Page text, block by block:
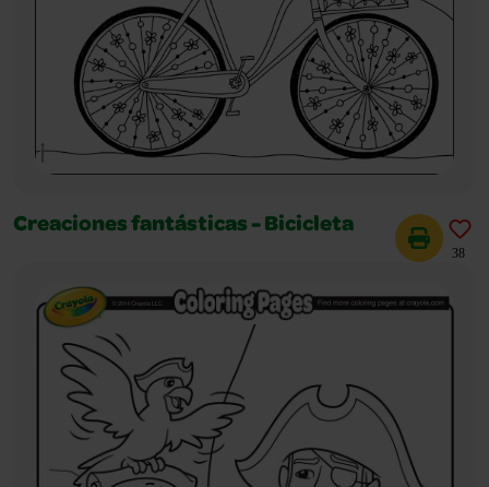
Creaciones fantásticas - Bicicleta
38